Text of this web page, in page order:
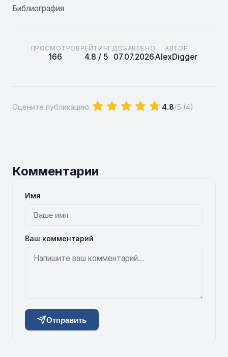
Библиография
ПРОСМОТРОВ
166
РЕЙТИНГ
4.8 / 5
ДОБАВЛЕНО
07.07.2026
АВТОР
AlexDigger
Оцените публикацию: 4.8/5 (4)
Комментарии
Имя
Ваш комментарий
Отправить